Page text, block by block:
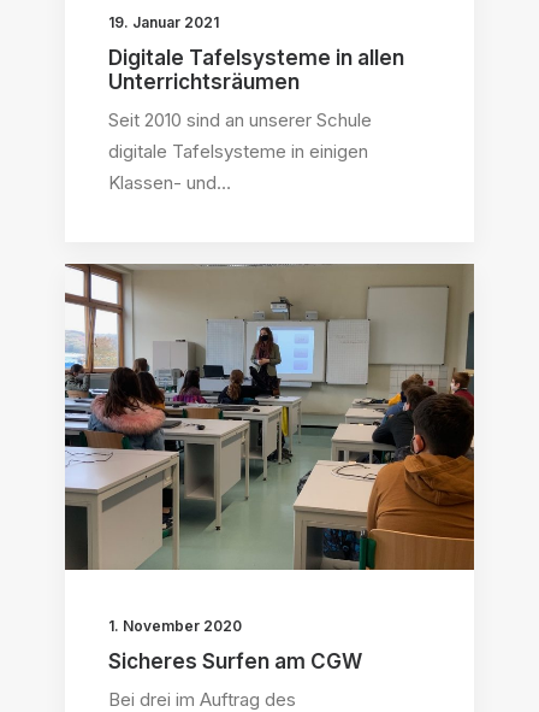
19. Januar 2021
Digitale Tafelsysteme in allen
Unterrichtsräumen
Seit 2010 sind an unserer Schule
digitale Tafelsysteme in einigen
Klassen- und…
1. November 2020
Sicheres Surfen am CGW
Bei drei im Auftrag des